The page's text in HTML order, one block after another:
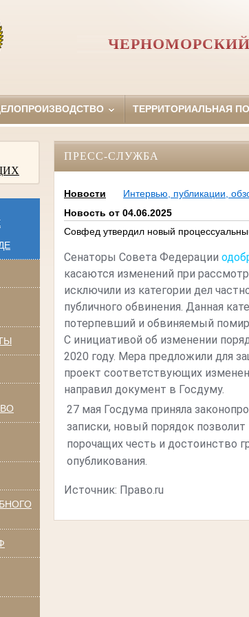
ТЕРРИТОРИАЛЬНАЯ
ПРЕСС-СЛУЖБА
Новости
Интервью, публикации,
Новость от 04.06.2025
Совфед утвердил новый
Сенаторы Совета Федерации
касаются изменений при
исключили из категории дел
публичного обвинения. Данная
потерпевший и обвиняемый
С инициативой об изменении
2020 году. Мера предложили для
проект соответствующих
направил документ в Госдуму.
27 мая Госдума приняла
записки, новый порядок
порочащих честь и достоинство
опубликования.
Источник: Право.ru